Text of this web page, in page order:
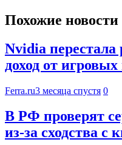
Похожие новости
Nvidia перестала
доход от
Ferra.ru3 месяца спустя 0
В РФ проверят
из-за сходства